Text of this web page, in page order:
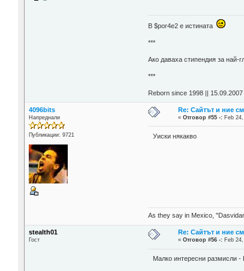
В $por4e2 e истината
***
Aко даваха стипендия за
***
Reborn since 1998 ||
4096bits
Напреднали
Публикации: 9721
Re: Сайтът и ние
«Отговор #55 -: Feb
Уиски някакво
As they say in Mexico,
stealth01
Гост
Re: Сайтът и ние
«Отговор #56 -: Feb
Малко интересни размисли